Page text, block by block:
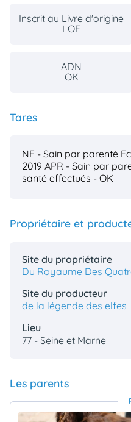
Inscrit au Livre d'origine
LOF
ADN
OK
Tares
NF - Sain par parenté
2019 APR - Sain par
santé effectués - OK
Propriétaire et
Site du propriétaire
Du Royaume Des
Site du producteur
de la légende des elfes
Lieu
77 - Seine et Marne
Les parents